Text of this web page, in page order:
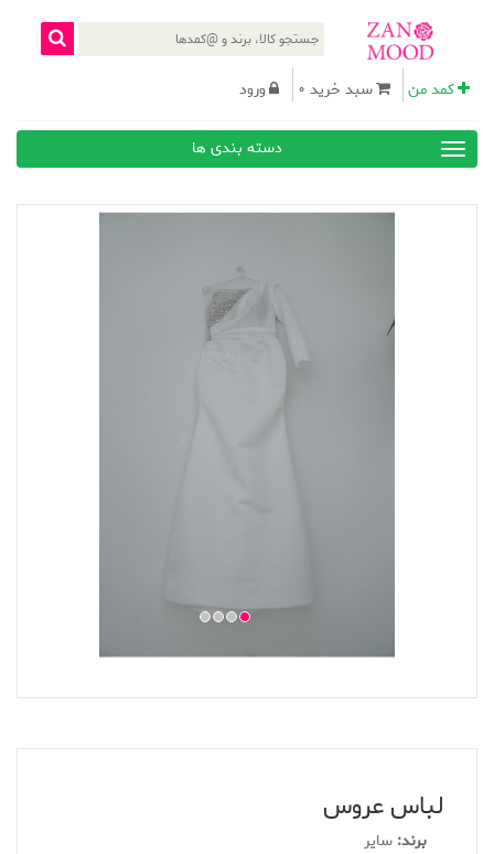
کمد من سبد خرید 0 ورود
دسته بندی ها
لباس عروس
برند: سایر